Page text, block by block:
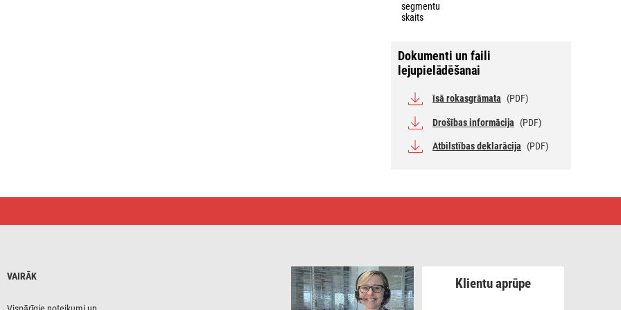
segmentu
skaits
Dokumenti un faili
lejupielādēšanai
īsā rokasgrāmata (PDF)
Drošības informācija (PDF)
Atbilstības deklarācija (PDF)
VAIRĀK Klientu aprūpe